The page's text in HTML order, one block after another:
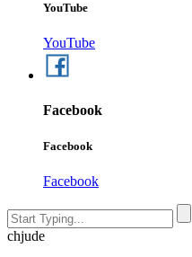
YouTube
YouTube
Facebook
Facebook
Facebook
chjude